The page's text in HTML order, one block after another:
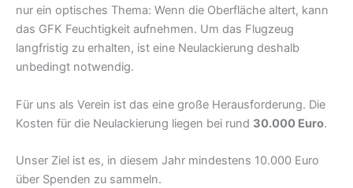
nur ein optisches Thema: Wenn die Oberfläche altert, kann
das GFK Feuchtigkeit aufnehmen. Um das Flugzeug
langfristig zu erhalten, ist eine Neulackierung deshalb
unbedingt notwendig.
Für uns als Verein ist das eine große Herausforderung. Die
Kosten für die Neulackierung liegen bei rund 30.000 Euro.
Unser Ziel ist es, in diesem Jahr mindestens 10.000 Euro
über Spenden zu sammeln.